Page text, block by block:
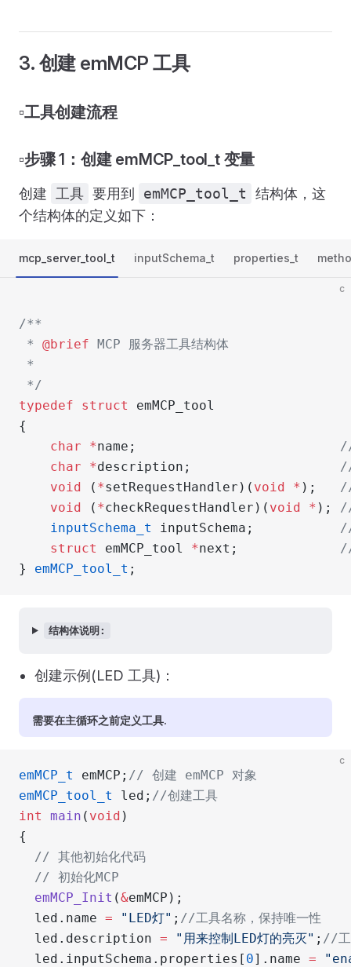
3. 创建 emMCP 工具
▫️工具创建流程
▫️步骤 1：创建 emMCP_tool_t 变量
创建 工具 要用到 emMCP_tool_t
结构体，这
个结构体的定义如下：
mcp_server_tool_t inputSchema_t properties_t
c
/**
* @brief MCP 服务器工具结构体
*
*/
typedef struct
emMCP_tool
{
	char
*name;
	char
*description;
	void
( *setRequestHandler)( void * );
	void
( *checkRequestHandler)( void * );
//
	inputSchema_t
inputSchema;
	struct
emMCP_tool *next;
} emMCP_tool_t ;
结构体说明:
创建示例(LED 工具)：
需要在主循环之前定义工具.
c
emMCP_t emMCP; // 创建 emMCP 对象
emMCP_tool_t
led; //创建工具
int
main ( void )
{
  // 其他初始化代码
  // 初始化MCP
  emMCP_Init
(&emMCP);
  led.name
= "LED灯" ; //工具名称，保持唯一性
  led.description
= "用来控制LED灯的亮灭" ; //工
  led.inputSchema.properties[
0].name =